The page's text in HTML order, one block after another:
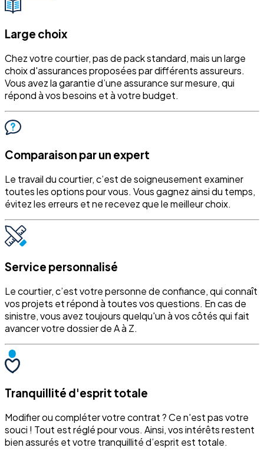
Large choix
Chez votre courtier, pas de pack standard, mais un large
choix d'assurances proposées par différents assureurs.
Vous avez la garantie d’une assurance sur mesure, qui
répond à vos besoins et à votre budget.
Comparaison par un expert
Le travail du courtier, c’est de soigneusement examiner
toutes les options pour vous. Vous gagnez ainsi du temps,
évitez les erreurs et ne recevez que le meilleur choix.
Service personnalisé
Le courtier, c’est votre personne de confiance, qui connaît
vos projets et répond à toutes vos questions. En cas de
sinistre, vous avez toujours quelqu'un à vos côtés qui fait
avancer votre dossier de A à Z.
Tranquillité d'esprit totale
Modifier ou compléter votre contrat ? Ce n'est pas votre
souci ! Tout est réglé pour vous. Ainsi, vos intérêts restent
bien assurés et votre tranquillité d’esprit est totale.